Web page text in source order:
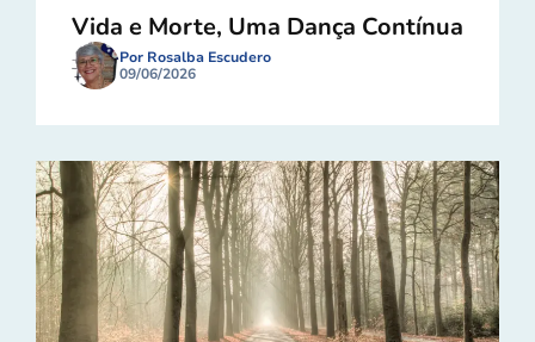
Vida e Morte, Uma Dança Contínua
Por Rosalba Escudero
09/06/2026